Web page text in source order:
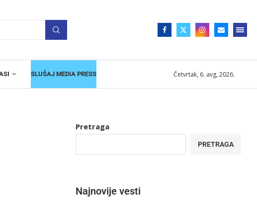
SLUŠAJ MEDIA PRESS Četvrtak, 6. avg, 2026.
Pretraga
PRETRAGA
Najnovije vesti